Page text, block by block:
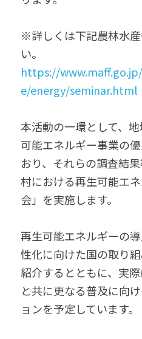
※詳しくは下記農林水
い。
https://
e/energy/seminar.html
本活動の一環として、
可能エネルギー事業の
おり、それらの調査結
村における再生可能エ
会」を実施します。
再生可能エネルギーの
性化に向けた国の取り
紹介するとともに、実
と共に更なる普及に向
ョンを予定しています。